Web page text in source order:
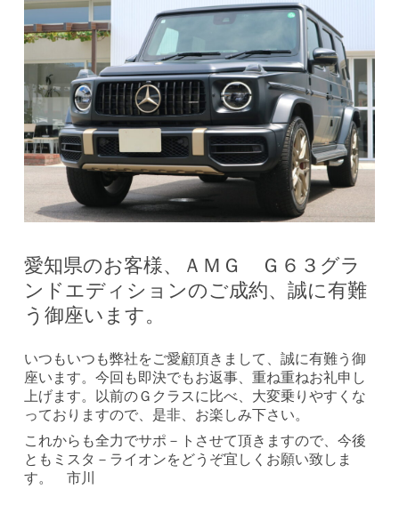
愛知県のお客様、ＡＭＧ Ｇ６３グラ
ンドエディションのご成約、誠に有難
う御座います。
いつもいつも弊社をご愛顧頂きまして、誠に有難う御
座います。今回も即決でもお返事、重ね重ねお礼申し
上げます。以前のＧクラスに比べ、大変乗りやすくな
っておりますので、是非、お楽しみ下さい。
これからも全力でサポ－トさせて頂きますので、今後
ともミスタ－ライオンをどうぞ宜しくお願い致しま
す。 市川